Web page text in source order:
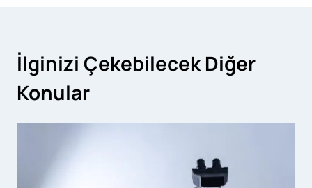
İlginizi Çekebilecek Diğer
Konular